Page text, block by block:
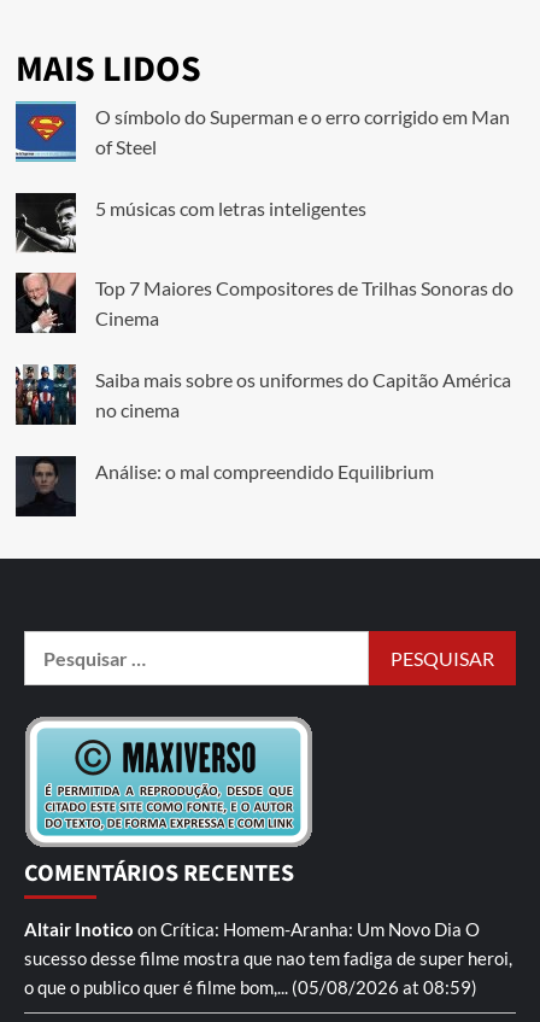
MAIS LIDOS
O símbolo do Superman e o erro corrigido em Man
of Steel
5 músicas com letras inteligentes
Top 7 Maiores Compositores de Trilhas Sonoras do
Cinema
Saiba mais sobre os uniformes do Capitão América
no cinema
Análise: o mal compreendido Equilibrium
COMENTÁRIOS RECENTES
Altair Inotico onCrítica: Homem-Aranha: Um Novo Dia O
sucesso desse filme mostra que nao tem fadiga de super heroi,
o que o publico quer é filme bom,... (05/08/2026 at 08:59)